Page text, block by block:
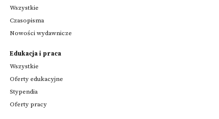
Wszystkie
Czasopisma
Nowości wydawnicze
Edukacja i praca
Wszystkie
Oferty edukacyjne
Stypendia
Oferty pracy